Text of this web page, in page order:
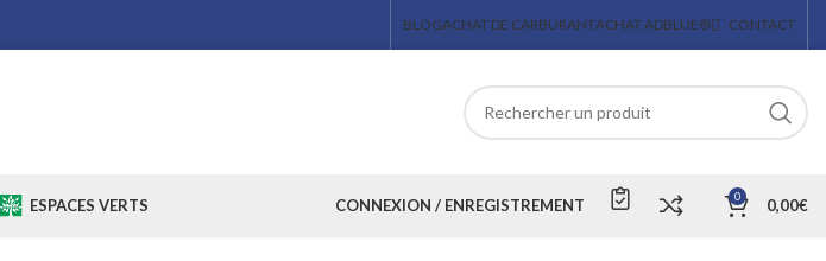
BLOGACHAT DE CARBURANTACHAT ADBLUE® CONTACT
ESPACES VERTS CONNEXION / ENREGISTREMENT 0 0,00€